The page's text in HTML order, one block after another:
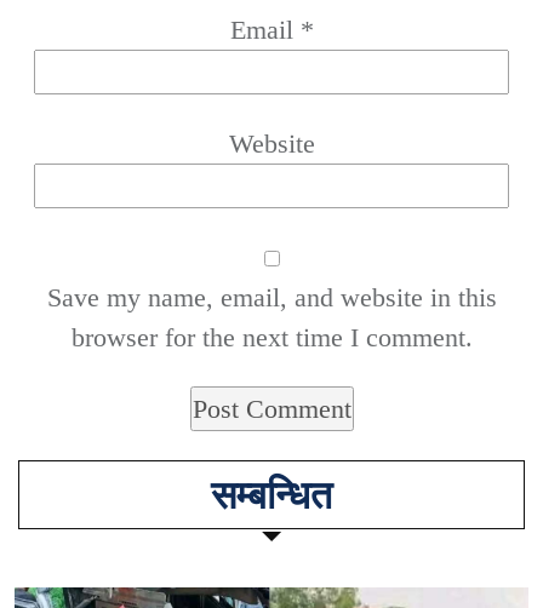
Email *
Website
Save my name, email, and website in this
browser for the next time I comment.
सम्बन्धित